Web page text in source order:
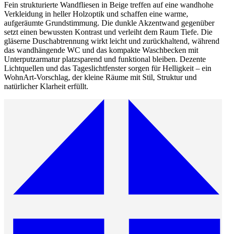
Fein strukturierte Wandfliesen in Beige treffen auf eine wandhohe
Verkleidung in heller Holzoptik und schaffen eine warme,
aufgeräumte Grundstimmung. Die dunkle Akzentwand gegenüber
setzt einen bewussten Kontrast und verleiht dem Raum Tiefe. Die
gläserne Duschabtrennung wirkt leicht und zurückhaltend, während
das wandhängende WC und das kompakte Waschbecken mit
Unterputzarmatur platzsparend und funktional bleiben. Dezente
Lichtquellen und das Tageslichtfenster sorgen für Helligkeit – ein
WohnArt-Vorschlag, der kleine Räume mit Stil, Struktur und
natürlicher Klarheit erfüllt.